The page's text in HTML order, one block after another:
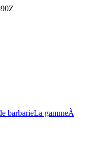
barbarieLa gammeÀ